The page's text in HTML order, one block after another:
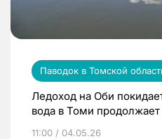
Паводок в Томской
Ледоход на Оби
вода в Томи
11:00 / 04.05.26